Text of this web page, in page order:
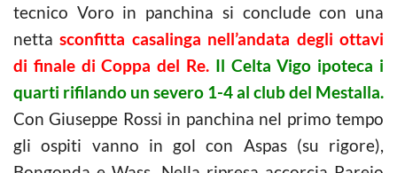
tecnico Voro in panchina si conclude con una
nettasconfitta casalinga nell’andata degli ottavi
di finale di Coppa del Re. Il Celta Vigo ipoteca i
quarti rifilando un severo 1-4 al club del Mestalla.
Con Giuseppe Rossi in panchina nel primo tempo
gli ospiti vanno in gol con Aspas (su rigore),